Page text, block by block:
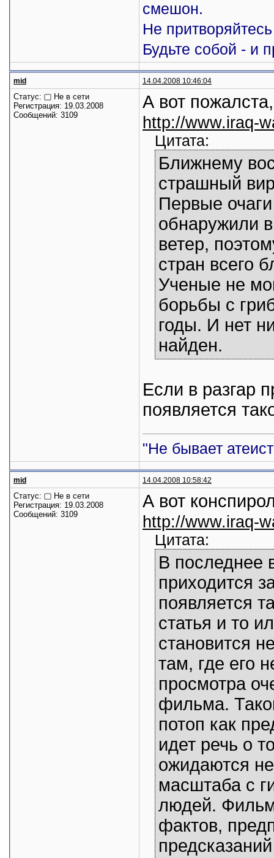
смешон.
Не
Будьте собой - и
mid 14.04.2008 10:46:04
Статус:
Не в сети
Регистрация: 19.03.2008
Сообщений: 3109
А вот
http://www.iraq-
Цитата:
Ближнему
страшный
Первые
обнаружили
ветер,
стран всего
Ученые не
борьбы с
годы. И нет
найден.
Если в разгар
появляется
"Не бывает
mid 14.04.2008 10:58:42
Статус:
Не в сети
Регистрация: 19.03.2008
Сообщений: 3109
А вот
http://www.iraq-
Цитата:
В последнее
приходится
появляется
статья и то
становится
там, где его
просмотра
фильма.
потоп как
идет речь о
ожидаются
масштаба с
людей.
фактов,